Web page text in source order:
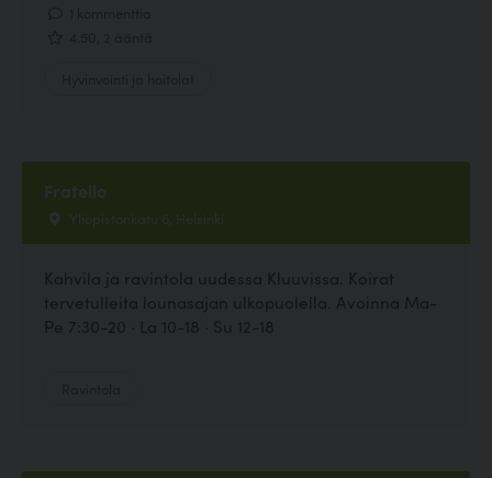
Fratello
Yliopistonkatu 6, Helsinki
Kahvila ja ravintola uudessa Kluuvissa. Koirat
tervetulleita lounasajan ulkopuolella. Avoinna Ma-
Pe 7:30-20 · La 10-18 · Su 12-18